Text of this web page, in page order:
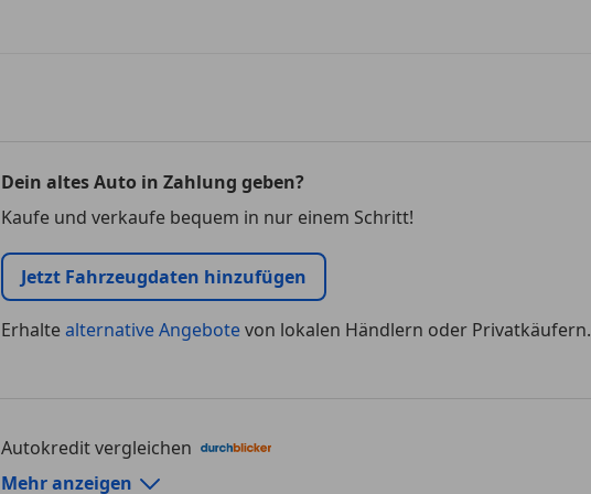
Dein altes Auto in Zahlung geben?
Kaufe und verkaufe bequem in nur einem Schritt!
Jetzt Fahrzeugdaten hinzufügen
Erhaltealternative Angebotevon lokalen Händlern oder Privatkäufern.
Autokredit vergleichen
Autokredit-Rechner von durchblicker.at
Mehr anzeigen